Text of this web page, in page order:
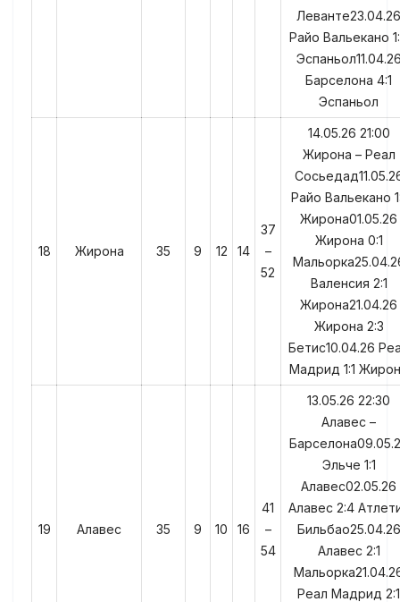
Леванте23.04.26
Райо Вальекано
Барселона 4:1
Эспаньол
18 Жирона 35 9 12 14
37
–
52
14.05.26 21:00
Жирона – Реал
Райо Вальекано
Жирона01.05.26
Жирона 0:1
Валенсия 2:1
Жирона21.04.26
Жирона 2:3
Бетис10.04.26
Мадрид 1:1
19 Алавес 35 9 10 16
41
–
54
13.05.26 22:30
Алавес –
Эльче 1:1
Алавес02.05.26
Алавес 2:4
Бильбао25.04.26
Алавес 2:1
Реал Мадрид 2:1